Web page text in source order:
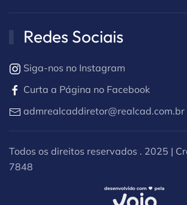
Redes Sociais
Siga-nos no Instagram
Curta a Página no Facebook
admrealcaddiretor@realcad.com.br
Todos os direitos reservados . 2025 |
7848